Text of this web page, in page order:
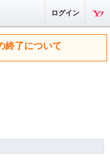
ログイン
終了について